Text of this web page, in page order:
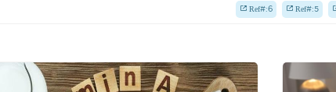
Ref#:5
Ref#:6